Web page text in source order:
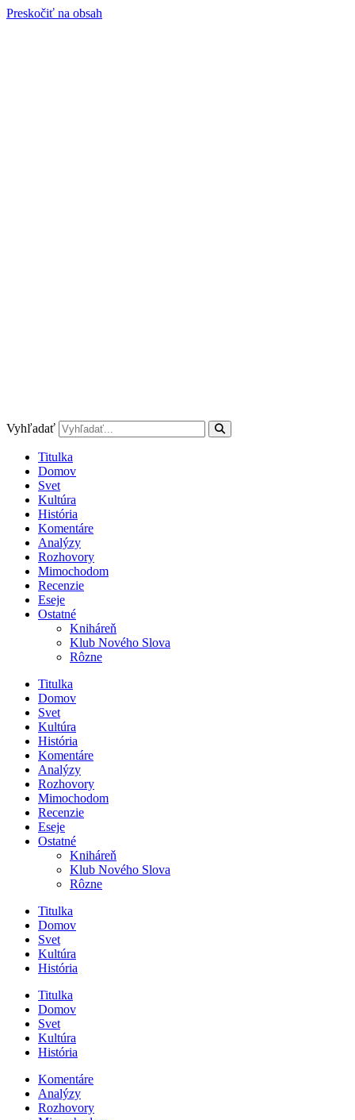
Preskočiť na obsah
Vyhľadať
Titulka
Domov
Svet
Kultúra
História
Komentáre
Analýzy
Rozhovory
Mimochodom
Recenzie
Eseje
Ostatné
Kniháreň
Klub Nového Slova
Rôzne
Titulka
Domov
Svet
Kultúra
História
Komentáre
Analýzy
Rozhovory
Mimochodom
Recenzie
Eseje
Ostatné
Kniháreň
Klub Nového Slova
Rôzne
Titulka
Domov
Svet
Kultúra
História
Titulka
Domov
Svet
Kultúra
História
Komentáre
Analýzy
Rozhovory